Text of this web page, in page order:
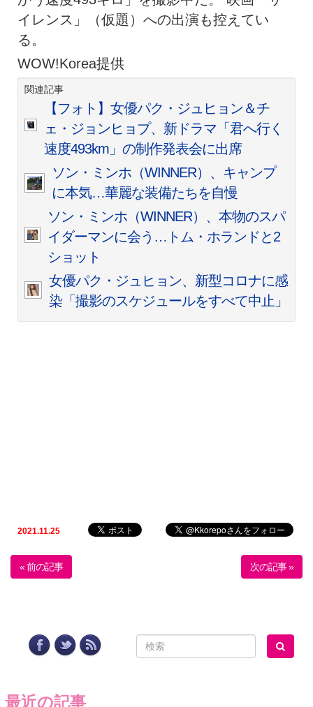
イレンス」（仮題）への出演も控えてい
る。
WOW!Korea提供
関連記事
【フォト】女優パク・ジュヒョン＆チ
ェ・ジョンヒョプ、新ドラマ「君へ行く
速度493km」の制作発表会に出席
ソン・ミンホ（WINNER）、キャンプ
に本気…華麗な装備たちを自慢
ソン・ミンホ（WINNER）、本物のスパ
イダーマンに会う…トム・ホランドと2
ショット
女優パク・ジュヒョン、新型コロナに感
染「撮影のスケジュールをすべて中止」
2021.11.25
« 前の記事 次の記事 »
最近の記事